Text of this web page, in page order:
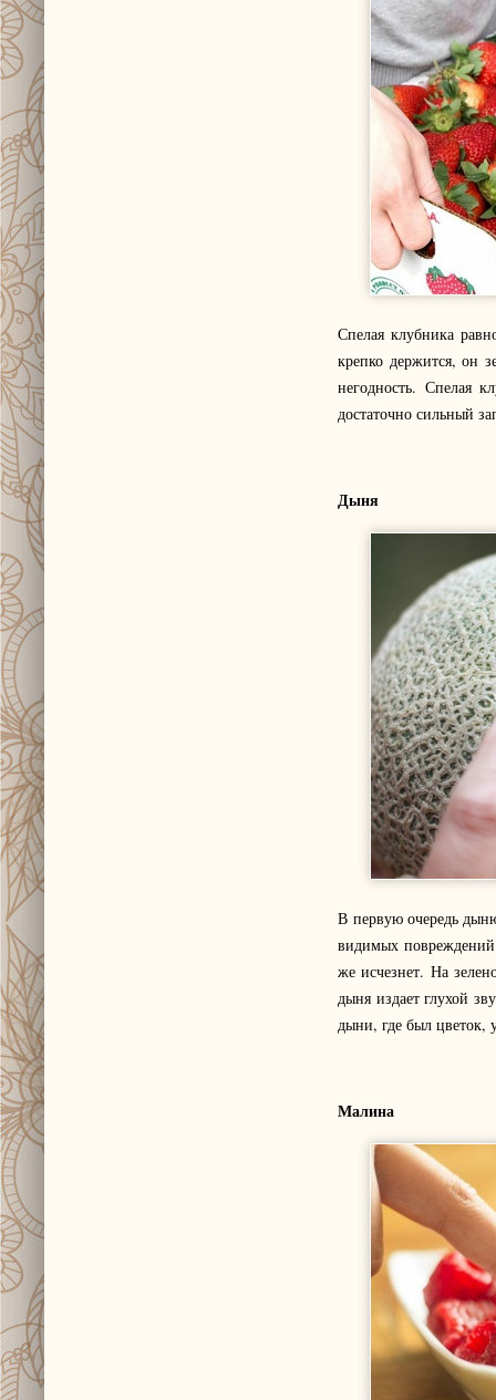
Спелая клубника
крепко держится, он
негодность. Спелая
достаточно сильный
Дыня
В первую очередь
видимых повреждений
же исчезнет. На
дыня издает глухой
дыни, где был цветок,
Малина